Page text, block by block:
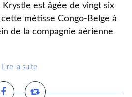
est âgée de vingt six
métisse Congo-Belge à
de la compagnie aérienne
Lire la suite